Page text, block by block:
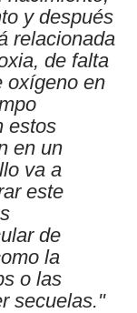
y después
relacionada
de falta
oxígeno en
estos
en un
va a
este
de
la
o las
secuelas."